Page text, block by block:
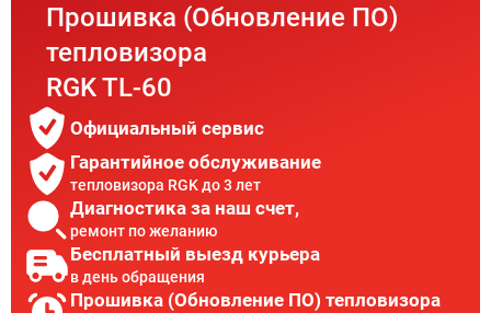
Прошивка (Обновление ПО)
тепловизора
RGK TL-60
Официальный сервис
Гарантийное обслуживание
тепловизора RGK до 3 лет
Диагностика за наш счет,
ремонт по желанию
Бесплатный выезд курьера
в день обращения
Прошивка (Обновление ПО) тепловизора